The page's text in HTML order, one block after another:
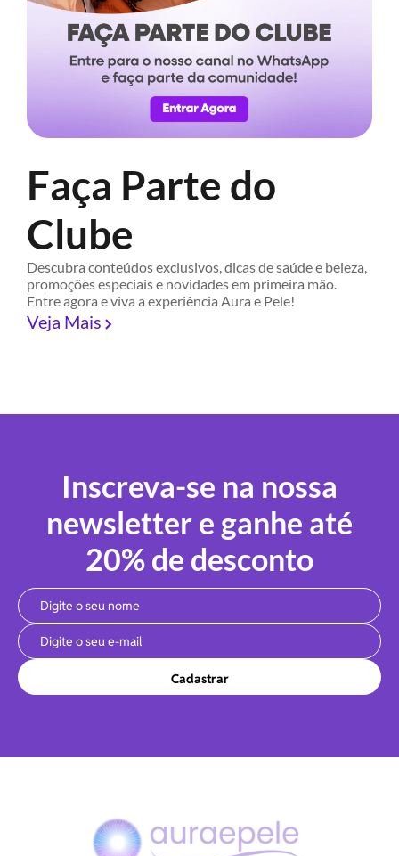
Faça Parte do
Clube
Descubra conteúdos exclusivos, dicas de saúde e beleza,
promoções especiais e novidades em primeira mão.
Entre agora e viva a experiência Aura e Pele!
Veja Mais
Inscreva-se na nossa
newsletter e ganhe até
20% de desconto
Cadastrar